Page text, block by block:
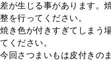
差が生じる事があります。
整を行ってください。
焼き色が付きすぎてしまう
てください。
今回さつまいもは皮付きの